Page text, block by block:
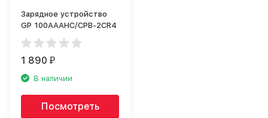
Зарядное устройство
GP 100AAAHC/CPB-2CR4
1 890₽
В наличии
Посмотреть